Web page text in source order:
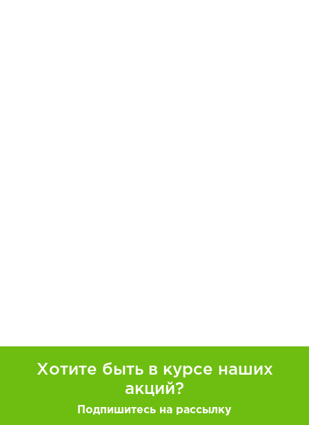
Хотите быть в курсе наших
акций?
Подпишитесь на рассылку